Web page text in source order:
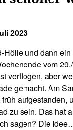
2023
Hölle und dann
vom
verflogen, aber
gemacht. Am
aufgestanden,
zu sein. Das hat
sagen? Die